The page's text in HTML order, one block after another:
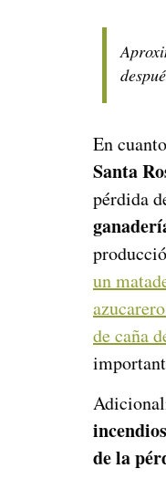
En
Santa
pérdida
un
de caña
de la